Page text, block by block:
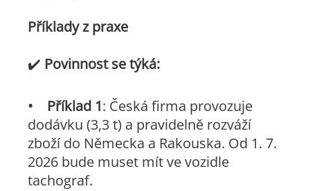
Příklady z praxe
✔️ Povinnost se týká:
• Příklad 1: Česká firma provozuje
dodávku (3,3 t) a pravidelně rozváží
zboží do Německa a Rakouska. Od 1. 7.
2026 bude muset mít ve vozidle
tachograf.